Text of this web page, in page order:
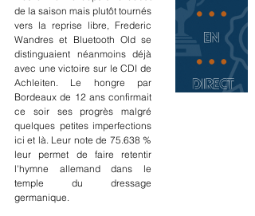
de la saison mais plutôt tournés
vers la reprise libre, Frederic
Wandres et Bluetooth Old se
distinguaient néanmoins déjà
avec une victoire sur le CDI de
Achleiten. Le hongre par
Bordeaux de 12 ans confirmait
ce soir ses progrès malgré
quelques petites imperfections
ici et là. Leur note de 75.638 %
leur permet de faire retentir
l'hymne allemand dans le
temple du dressage
germanique.